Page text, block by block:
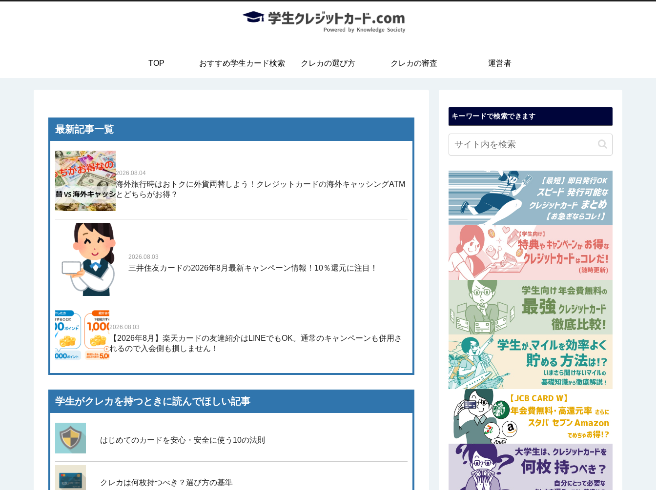
TOP おすすめ学生カード検索 クレカの選び方 クレカの審査 運営者
最新記事一覧
2026.08.04
海外旅行時はおトクに外貨両替しよう！クレジットカードの海外キャッシングATM
とどちらがお得？
2026.08.03
三井住友カードの2026年8月最新キャンペーン情報！10％還元に注目！
2026.08.03
【2026年8月】楽天カードの友達紹介はLINEでもOK。通常のキャンペーンも併用さ
れるので入会側も損しません！
学生がクレカを持つときに読んでほしい記事
はじめてのカードを安心・安全に使う10の法則
クレカは何枚持つべき？選び方の基準
キーワードで検索できます